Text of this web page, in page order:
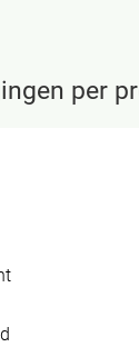
per